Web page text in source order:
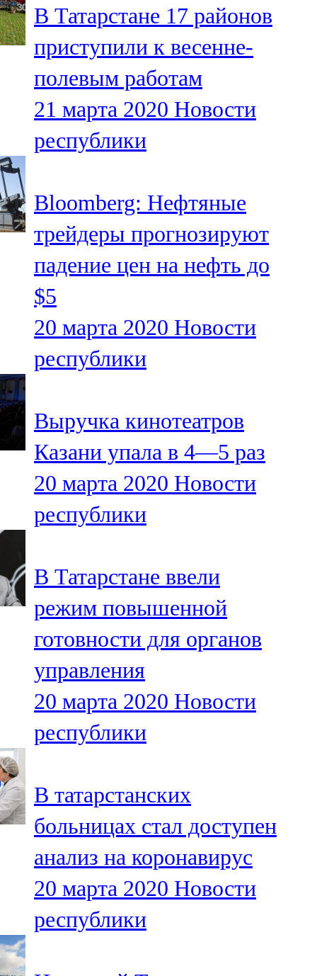
Мамадыш
106,2 FM
Минзәлә
107,3 FM
Мөслим
Нурлат
104,7 FM
Олы Әтнә
71,42 FM
Сарман
107,8 FM
106,1 FM
Түбән Кама
102,6 FM
Чирмешән
Чистай
103,0 FM
Чүпрәле
91,0 FM
Шәмәрдән
102,3 FM
107,0 FM
Яр Чаллы
105,5 FM
В Татарстане 17 районов
приступили к весенне-
полевым работам
21 марта 2020 Новости
республики
Bloomberg: Нефтяные
трейдеры прогнозируют
падение цен на нефть до
$5
20 марта 2020 Новости
республики
Выручка кинотеатров
Казани упала в 4—5 раз
20 марта 2020 Новости
республики
В Татарстане ввели
режим повышенной
готовности для органов
управления
20 марта 2020 Новости
республики
В татарстанских
больницах стал доступен
анализ на коронавирус
20 марта 2020 Новости
республики